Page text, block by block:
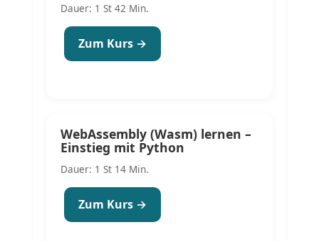
Dauer: 1 St 42 Min.
Zum Kurs →
WebAssembly (Wasm) lernen –
Einstieg mit Python
Dauer: 1 St 14 Min.
Zum Kurs →